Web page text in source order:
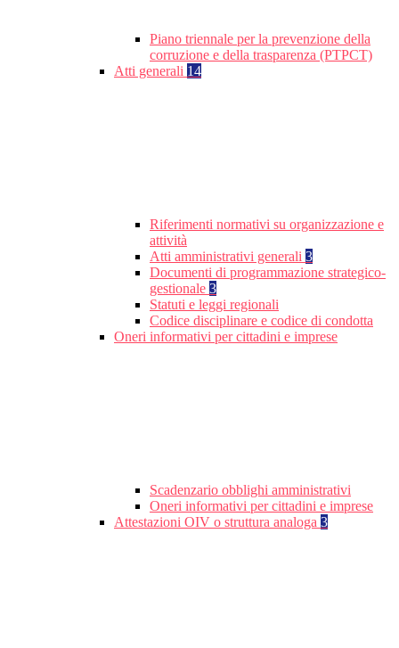
Piano triennale per la prevenzione della
corruzione e della trasparenza (PTPCT)
Atti generali 14
Riferimenti normativi su organizzazione e
attività
Atti amministrativi generali 3
Documenti di programmazione strategico-
gestionale 3
Statuti e leggi regionali
Codice disciplinare e codice di condotta
Oneri informativi per cittadini e imprese
Scadenzario obblighi amministrativi
Oneri informativi per cittadini e imprese
Attestazioni OIV o struttura analoga 3